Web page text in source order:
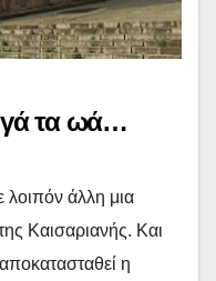
τα ωά…
άλλη μια
Καισαριανής. Και
η